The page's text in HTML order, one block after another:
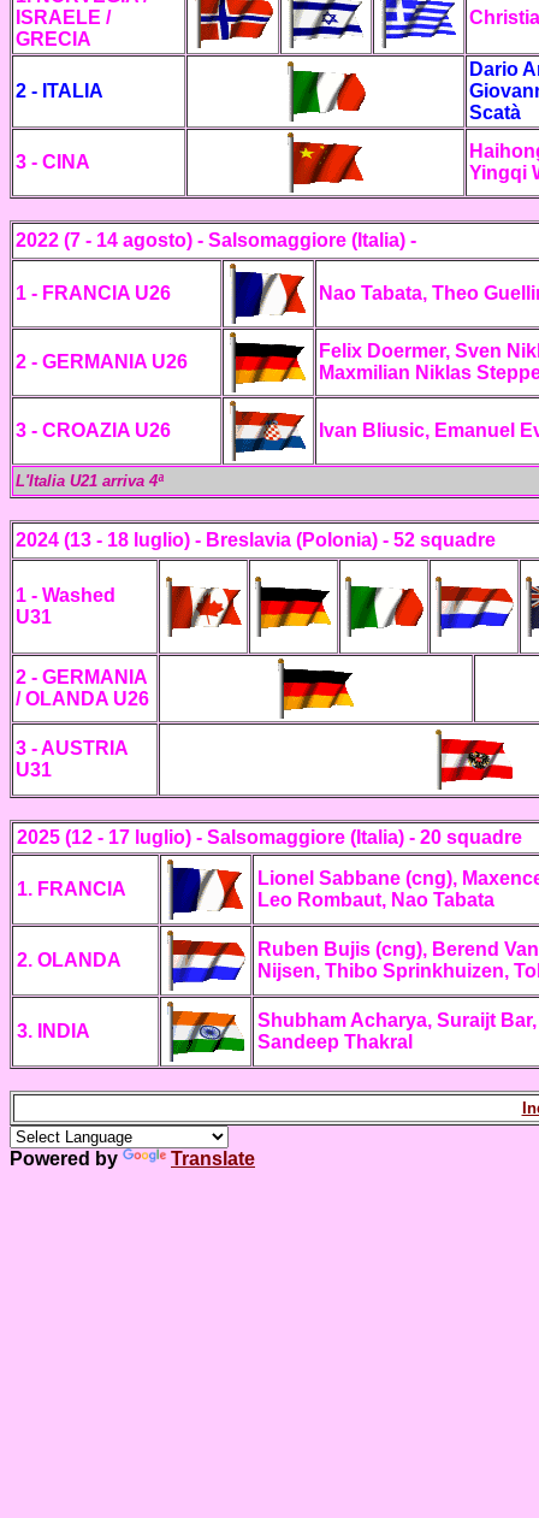
ISRAELE /
GRECIA
2 - ITALIA
Dario
Scatà
3 - CINA
Yingqi
2022 (7 - 14 agosto) - Salsomaggiore (Italia) -
1 - FRANCIA U26 Nao Tabata, Theo
2 - GERMANIA U26
Felix Doermer, Sven
Maxmilian Niklas
3 - CROAZIA U26 Ivan Bliusic, Emanuel
L'Italia U21 arriva 4ª
2024 (13 - 18 luglio) - Breslavia (Polonia) - 52 squadre
1 - Washed
U31
2 - GERMANIA
/ OLANDA U26
3 - AUSTRIA
U31
2025 (12 - 17 luglio) - Salsomaggiore (Italia) - 20 squadre
1. FRANCIA
Lionel Sabbane (cng),
Leo Rombaut, Nao Tabata
2. OLANDA
Ruben Bujis (cng), Berend
Nijsen, Thibo Sprinkhuizen,
3. INDIA
Shubham Acharya, Suraijt
Sandeep Thakral
Powered by Translate